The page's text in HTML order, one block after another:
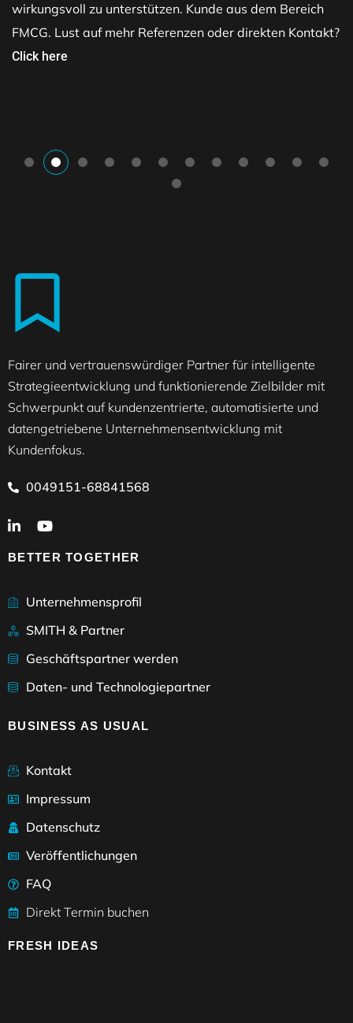
wirkungsvoll zu unterstützen. Kunde aus dem Bereich
FMCG. Lust auf mehr Referenzen oder direkten Kontakt?
Click here
Fairer und vertrauenswürdiger Partner für intelligente
Strategieentwicklung und funktionierende Zielbilder mit
Schwerpunkt auf kundenzentrierte, automatisierte und
datengetriebene Unternehmensentwicklung mit
Kundenfokus.
0049151-68841568
BETTER TOGETHER
Unternehmensprofil
SMITH & Partner
Geschäftspartner werden
Daten- und Technologiepartner
BUSINESS AS USUAL
Kontakt
Impressum
Datenschutz
Veröffentlichungen
FAQ
Direkt Termin buchen
FRESH IDEAS